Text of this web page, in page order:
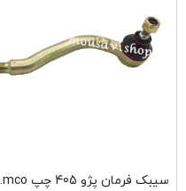
سیبک فرمان پژو 405 چپ B.mco